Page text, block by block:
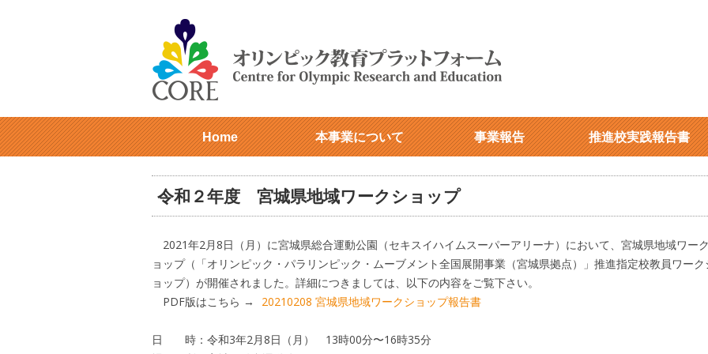
Home 本事業について 事業報告 推進校実践報告書
令和２年度 宮城県地域ワークショップ
2021年2月8日（月）に宮城県総合運動公園（セキスイハイムスーパーアリーナ）において、宮城県地域ワー
ョップ（「オリンピック・パラリンピック・ムーブメント全国展開事業（宮城県拠点）」推進指定校教員ワーク
ョップ）が開催されました。詳細につきましては、以下の内容をご覧下さい。
PDF版はこちら →
20210208 宮城県地域ワークショップ報告書
日 時：令和3年2月8日（月） 13時00分〜16時35分